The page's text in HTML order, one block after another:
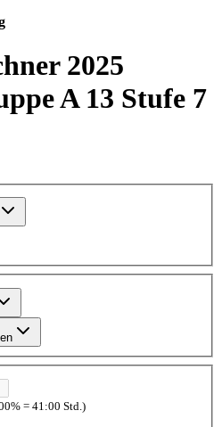
2025
A 13 Stufe 7
= 41:00 Std.)